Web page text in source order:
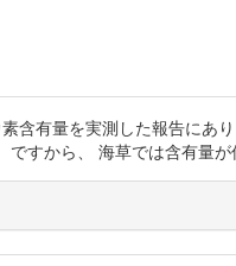
含有量を実測した報告にあ
すから、 海草では含有量